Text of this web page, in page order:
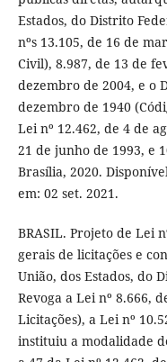
Estados, do Distrito
nºs 13.105, de 16 de
Civil), 8.987, de 13 de
dezembro de 2004, e o
dezembro de 1940
Lei nº 12.462, de 4 de
21 de junho de 1993, e
Brasília, 2020.
em: 02 set. 2021.
BRASIL. Projeto de Lei
gerais de licitações e
União, dos Estados, do
Revoga a Lei nº 8.666,
Licitações), a Lei nº
instituiu a modalidade